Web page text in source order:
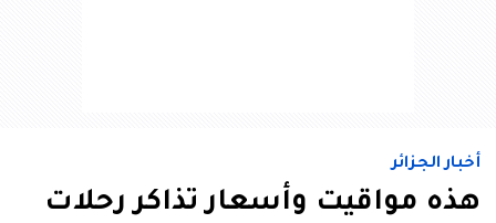
أخبار الجزائر
هذه مواقيت وأسعار تذاكر رحلات